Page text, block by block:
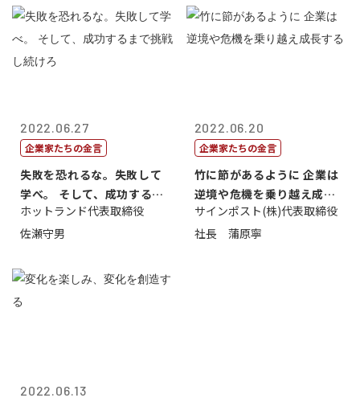
2022.06.27
企業家たちの金言
失敗を恐れるな。失敗して
学べ。 そして、成功するま
で挑戦し続...
ホットランド代表取締役
佐瀬守男
2022.06.20
企業家たちの金言
竹に節があるように 企業は
逆境や危機を乗り越え成長
する
サインポスト(株)代表取締役
社長 蒲原寧
2022.06.13